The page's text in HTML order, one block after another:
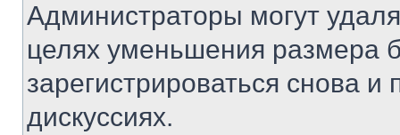
Администраторы могут
целях уменьшения размера
зарегистрироваться снова и
дискуссиях.